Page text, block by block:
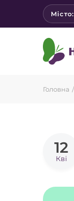
Місто:
Головна
12
Кві